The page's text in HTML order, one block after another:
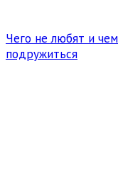
Чего не любят и
подружиться